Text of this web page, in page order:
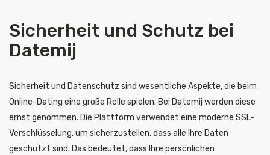
Sicherheit und Schutz bei
Datemij
Sicherheit und Datenschutz sind wesentliche Aspekte, die beim
Online-Dating eine große Rolle spielen. Bei Datemij werden diese
ernst genommen. Die Plattform verwendet eine moderne SSL-
Verschlüsselung, um sicherzustellen, dass alle Ihre Daten
geschützt sind. Das bedeutet, dass Ihre persönlichen